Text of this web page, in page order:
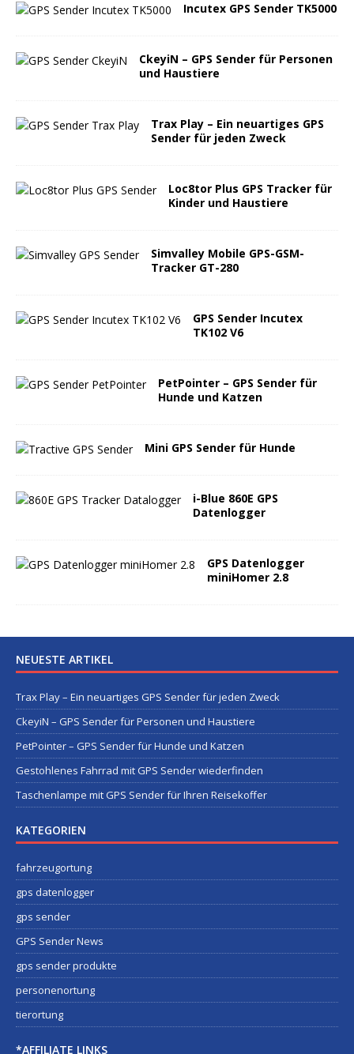
Incutex GPS Sender TK5000
CkeyiN – GPS Sender für Personen
und Haustiere
Trax Play – Ein neuartiges GPS
Sender für jeden Zweck
Loc8tor Plus GPS Tracker für
Kinder und Haustiere
Simvalley Mobile GPS-GSM-
Tracker GT-280
GPS Sender Incutex
TK102 V6
PetPointer – GPS Sender für
Hunde und Katzen
Mini GPS Sender für Hunde
i-Blue 860E GPS
Datenlogger
GPS Datenlogger
miniHomer 2.8
NEUESTE ARTIKEL
Trax Play – Ein neuartiges GPS Sender für jeden Zweck
CkeyiN – GPS Sender für Personen und Haustiere
PetPointer – GPS Sender für Hunde und Katzen
Gestohlenes Fahrrad mit GPS Sender wiederfinden
Taschenlampe mit GPS Sender für Ihren Reisekoffer
KATEGORIEN
fahrzeugortung
gps datenlogger
gps sender
GPS Sender News
gps sender produkte
personenortung
tierortung
*AFFILIATE LINKS